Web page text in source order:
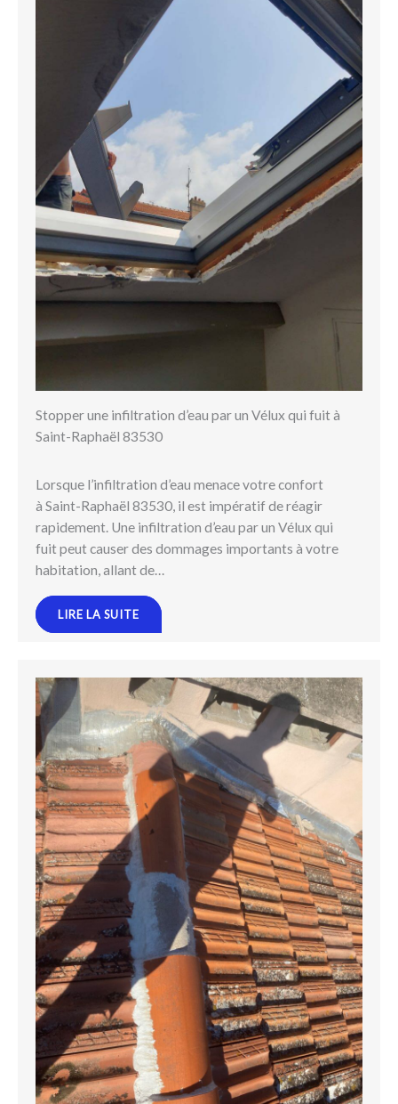
Stopper une infiltration d’eau par un Vélux qui fuit à
Saint-Raphaël 83530
Lorsque l’infiltration d’eau menace votre confort
à Saint-Raphaël 83530, il est impératif de réagir
rapidement. Une infiltration d’eau par un Vélux qui
fuit peut causer des dommages importants à votre
habitation, allant de…
LIRE LA SUITE